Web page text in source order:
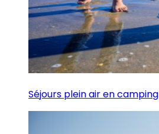
Séjours plein air en camping